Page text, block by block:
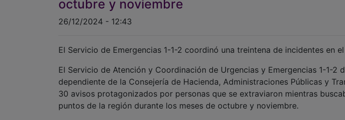
octubre y noviembre
26/12/2024 - 12:43
El Servicio de Emergencias 1-1-2 coordinó una treintena de incidentes en
El Servicio de Atención y Coordinación de Urgencias y Emergencias 1-1-2
dependiente de la Consejería de Hacienda, Administraciones Públicas y
30 avisos protagonizados por personas que se extraviaron mientras
puntos de la región durante los meses de octubre y noviembre.